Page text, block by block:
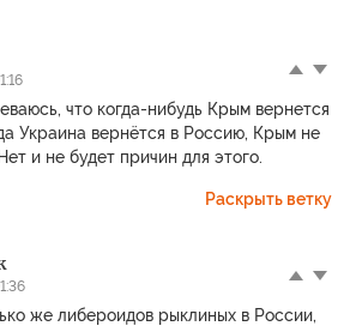
что когда-нибудь Крым вернется
Украина вернётся в Россию, Крым не
и не будет причин для этого.
Раскрыть ветку
же либероидов рыклиных в России,